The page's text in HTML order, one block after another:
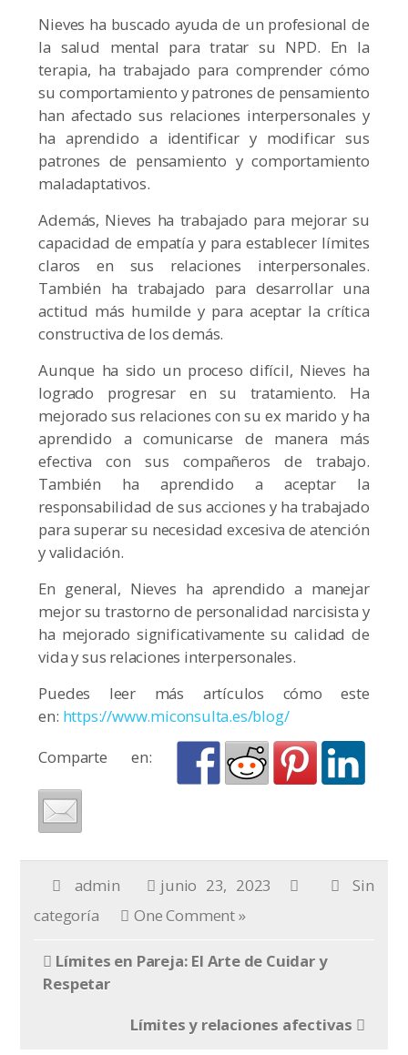
Nieves ha buscado ayuda de un profesional de
la salud mental para tratar su NPD. En la
terapia, ha trabajado para comprender cómo
su comportamiento y patrones de pensamiento
han afectado sus relaciones interpersonales y
ha aprendido a identificar y modificar sus
patrones de pensamiento y comportamiento
maladaptativos.
Además, Nieves ha trabajado para mejorar su
capacidad de empatía y para establecer límites
claros en sus relaciones interpersonales.
También ha trabajado para desarrollar una
actitud más humilde y para aceptar la crítica
constructiva de los demás.
Aunque ha sido un proceso difícil, Nieves ha
logrado progresar en su tratamiento. Ha
mejorado sus relaciones con su ex marido y ha
aprendido a comunicarse de manera más
efectiva con sus compañeros de trabajo.
También ha aprendido a aceptar la
responsabilidad de sus acciones y ha trabajado
para superar su necesidad excesiva de atención
y validación.
En general, Nieves ha aprendido a manejar
mejor su trastorno de personalidad narcisista y
ha mejorado significativamente su calidad de
vida y sus relaciones interpersonales.
Puedes leer más artículos cómo este
en: https://www.miconsulta.es/blog/
Comparte en:
admin junio 23, 2023
Sin
categoría
One Comment »
Límites en Pareja: El Arte de Cuidar y
Respetar
Límites y relaciones afectivas